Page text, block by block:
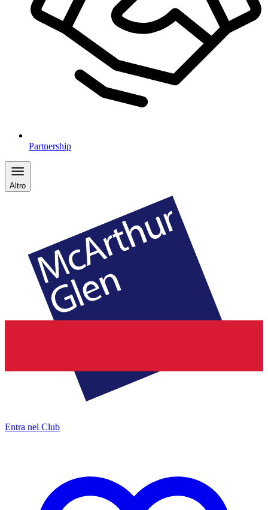
Partnership
Altro
Entra nel Club